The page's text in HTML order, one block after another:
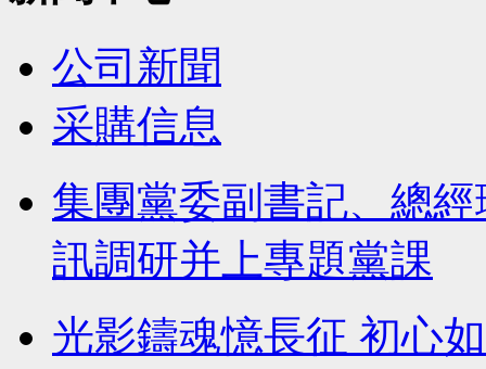
公司新聞
采購信息
集團黨委副書記、總
訊調研并上專題黨課
光影鑄魂憶長征 初心